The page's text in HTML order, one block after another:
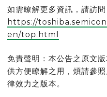
如需瞭解更多資訊，請訪問
https://
en/top.html
免責聲明：本公告之原文
供方便瞭解之用，煩請參
律效力之版本。